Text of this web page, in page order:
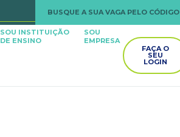
BUSQUE A SUA VAGA PELO CÓDIGO
SOU INSTITUIÇÃO
DE ENSINO
SOU
EMPRESA
FAÇA O
SEU
LOGIN